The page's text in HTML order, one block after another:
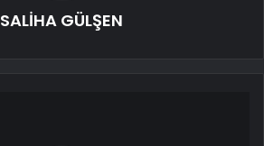
SALİHA GÜLŞEN